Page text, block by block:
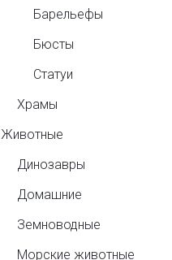
Барельефы
Бюсты
Статуи
Храмы
Животные
Динозавры
Домашние
Земноводные
Морские животные